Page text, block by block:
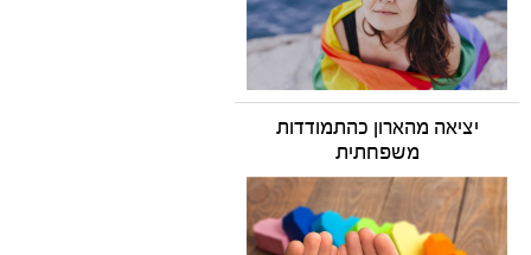
יציאה מהארון כהתמודדות
משפחתית